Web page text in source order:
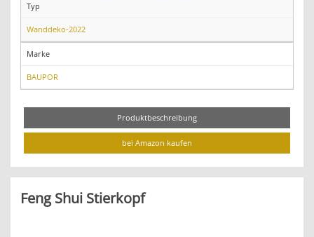
Typ
Wanddeko-2022
Marke
BAUPOR
Produktbeschreibung
bei Amazon kaufen
Feng Shui Stierkopf